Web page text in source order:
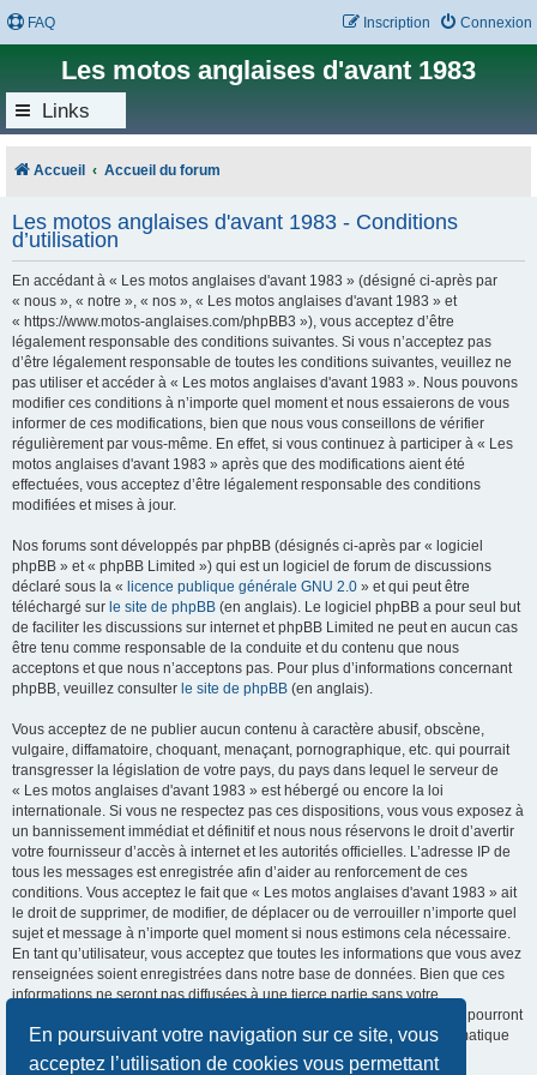
En poursuivant votre navigation sur ce site, vous
acceptez l’utilisation de cookies vous permettant
FAQ Connexion
Inscription
Les motos anglaises d'avant 1983
Links
Accueil Accueil du forum
Les motos anglaises d'avant 1983 - Conditions
d’utilisation
En accédant à « Les motos anglaises d'avant 1983 » (désigné ci-après par
« nous », « notre », « nos », « Les motos anglaises d'avant 1983 » et
« https://www.motos-anglaises.com/phpBB3 »), vous acceptez d’être
légalement responsable des conditions suivantes. Si vous n’acceptez pas
d’être légalement responsable de toutes les conditions suivantes, veuillez ne
pas utiliser et accéder à « Les motos anglaises d'avant 1983 ». Nous pouvons
modifier ces conditions à n’importe quel moment et nous essaierons de vous
informer de ces modifications, bien que nous vous conseillons de vérifier
régulièrement par vous-même. En effet, si vous continuez à participer à « Les
motos anglaises d'avant 1983 » après que des modifications aient été
effectuées, vous acceptez d’être légalement responsable des conditions
modifiées et mises à jour.
Nos forums sont développés par phpBB (désignés ci-après par « logiciel
phpBB » et « phpBB Limited ») qui est un logiciel de forum de discussions
déclaré sous la « licence publique générale GNU 2.0 » et qui peut être
téléchargé sur le site de phpBB (en anglais). Le logiciel phpBB a pour seul but
de faciliter les discussions sur internet et phpBB Limited ne peut en aucun cas
être tenu comme responsable de la conduite et du contenu que nous
acceptons et que nous n’acceptons pas. Pour plus d’informations concernant
phpBB, veuillez consulter le site de phpBB (en anglais).
Vous acceptez de ne publier aucun contenu à caractère abusif, obscène,
vulgaire, diffamatoire, choquant, menaçant, pornographique, etc. qui pourrait
transgresser la législation de votre pays, du pays dans lequel le serveur de
« Les motos anglaises d'avant 1983 » est hébergé ou encore la loi
internationale. Si vous ne respectez pas ces dispositions, vous vous exposez à
un bannissement immédiat et définitif et nous nous réservons le droit d’avertir
votre fournisseur d’accès à internet et les autorités officielles. L’adresse IP de
tous les messages est enregistrée afin d’aider au renforcement de ces
conditions. Vous acceptez le fait que « Les motos anglaises d'avant 1983 » ait
le droit de supprimer, de modifier, de déplacer ou de verrouiller n’importe quel
sujet et message à n’importe quel moment si nous estimons cela nécessaire.
En tant qu’utilisateur, vous acceptez que toutes les informations que vous avez
renseignées soient enregistrées dans notre base de données. Bien que ces
informations ne seront pas diffusées à une tierce partie sans votre
consentement, ni « Les motos anglaises d'avant 1983 », ni phpBB, ne pourront
être tenus comme responsables en cas de tentative de piratage informatique
visant à compromettre vos données.